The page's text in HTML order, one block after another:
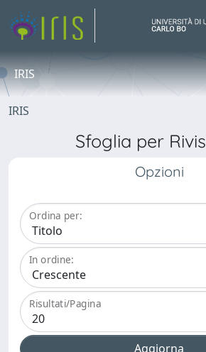
IRIS
IRIS
Sfoglia per
Opzioni
Ordina per:
In ordine:
Risultati/Pagina